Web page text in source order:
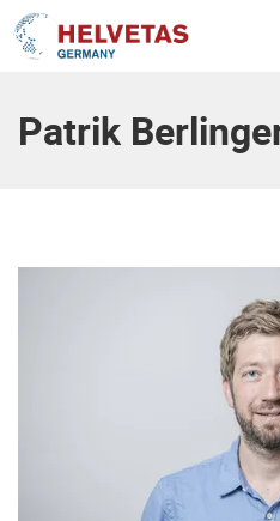
Patrik